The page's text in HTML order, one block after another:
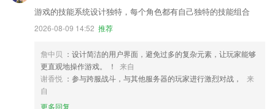
游戏的技能系统设计独特，每个角色都有自己独特的技能组合
2026-08-09 14:52 推荐
詹中贝 ：设计简洁的用户界面，避免过多的复杂元素，让玩家能够
更直观地操作游戏。 ！
来自
谢香悦 ：参与跨服战斗，与其他服务器的玩家进行激烈对战，
来
自
更多回复